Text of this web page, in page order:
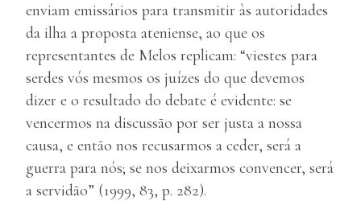
enviam emissários para transmitir às autoridades
da ilha a proposta ateniense, ao que os
representantes de Melos replicam: “viestes para
serdes vós mesmos os juízes do que devemos
dizer e o resultado do debate é evidente: se
vencermos na discussão por ser justa a nossa
causa, e então nos recusarmos a ceder, será a
guerra para nós; se nos deixarmos convencer, será
a servidão” (1999, 83, p. 282).